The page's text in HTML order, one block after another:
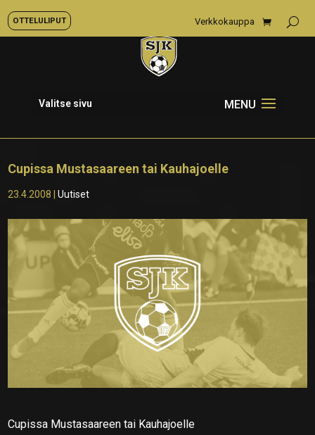
OTTELULIPUT Verkkokauppa
Valitse sivu
Cupissa Mustasaareen tai Kauhajoelle
23.4.2008 |Uutiset
Cupissa Mustasaareen tai Kauhajoelle